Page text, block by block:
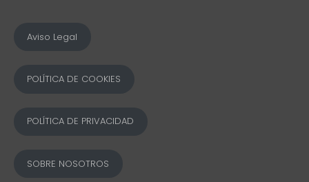
Aviso Legal
POLÍTICA DE COOKIES
POLÍTICA DE PRIVACIDAD
SOBRE NOSOTROS